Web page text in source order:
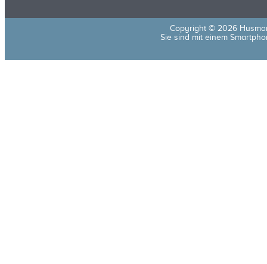
Copyright © 2026
Sie sind mit einem